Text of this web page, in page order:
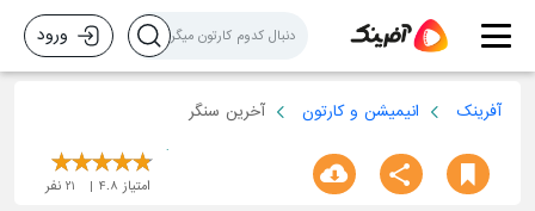
ورود
آفرینک انیمیشن و کارتون آخرین سنگر
امتیاز 4.8
21 نفر